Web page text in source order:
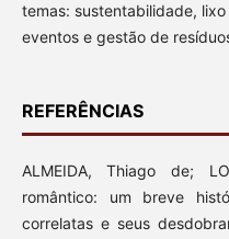
temas: sustentabilidade,
eventos e gestão de
REFERÊNCIAS
ALMEIDA, Thiago de;
romântico: um breve
correlatas e seus